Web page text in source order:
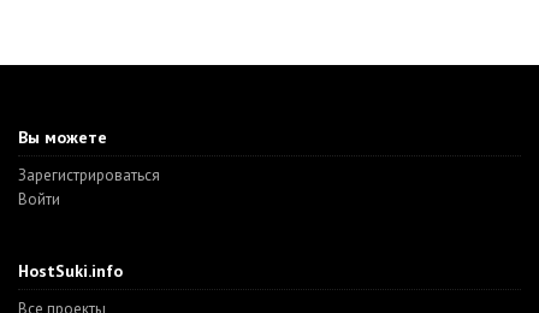
Вы можете
Зарегистрироваться
Войти
HostSuki.info
Все проекты